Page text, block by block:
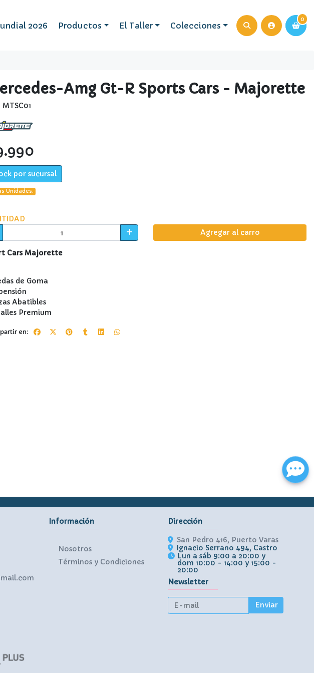
0
2026 Productos El Taller Colecciones
0
Amg Gt-R Sports Cars - Majorette
MTSC01
por sucursal
Unidades.
Agregar al carro
Cars Majorette
de Goma
Abatibles
Premium
en:
Información
Nosotros
Términos y Condiciones
Dirección
San Pedro 416, Puerto Varas
Ignacio Serrano 494, Castro
Lun a sáb 9:00 a 20:00 y
dom 10:00 - 14:00 y 15:00 -
20:00
Newsletter
Enviar